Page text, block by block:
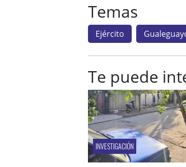
Temas
Ejército
Te puede
INVESTIGACIÓN